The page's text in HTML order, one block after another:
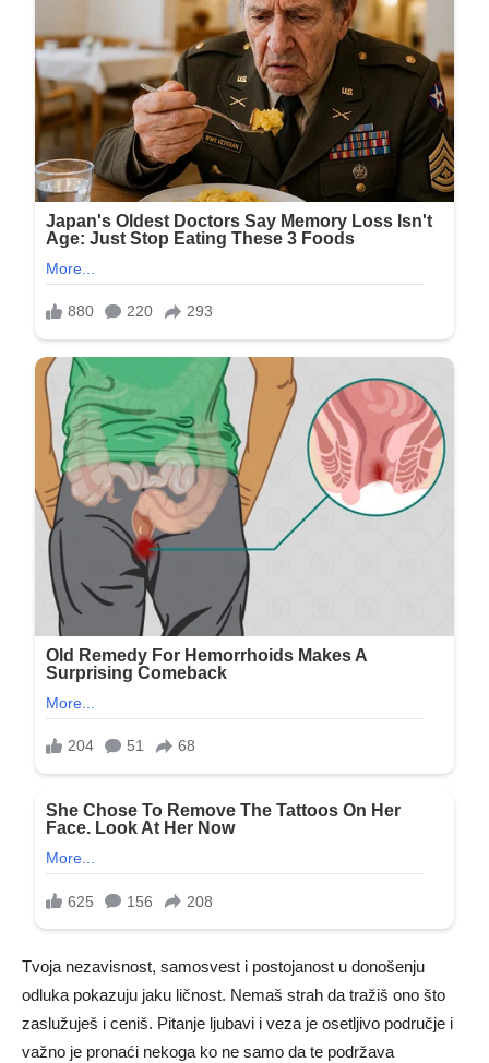
Tvoja nezavisnost, samosvest i postojanost u donošenju
odluka pokazuju jaku ličnost. Nemaš strah da tražiš ono što
zaslužuješ i ceniš. Pitanje ljubavi i veza je osetljivo područje i
važno je pronaći nekoga ko ne samo da te podržava